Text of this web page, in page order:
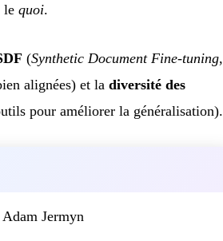
le quoi.
(Synthetic Document Fine-tuning,
alignées) et la diversité des
pour améliorer la généralisation).
Jermyn